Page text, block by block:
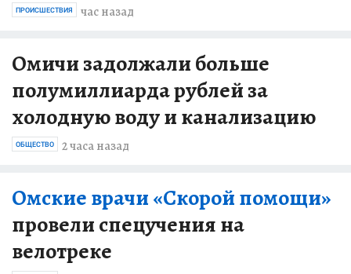
час назад
ПРОИСШЕСТВИЯ
Омичи задолжали больше
полумиллиарда рублей за
холодную воду и канализацию
2 часа назад
ОБЩЕСТВО
Омские врачи «Скорой помощи»
провели спецучения на
велотреке